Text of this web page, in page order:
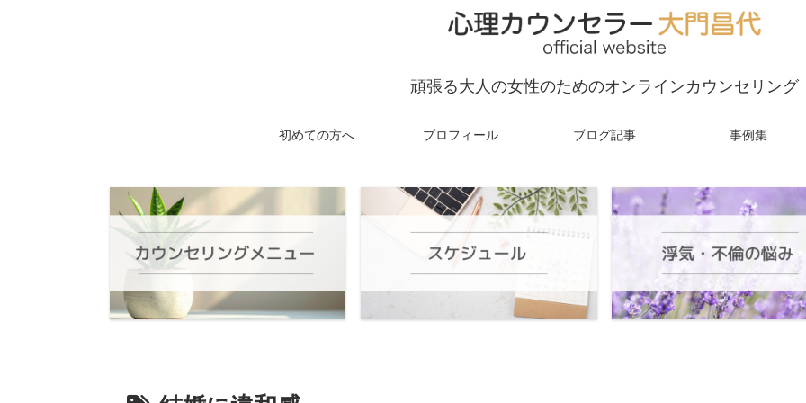
頑張る大人の女性のためのオンラインカウンセリング
初めての方へ プロフィール ブログ記事 事例集